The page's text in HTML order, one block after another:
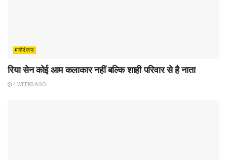
मनोरंजन
रिया सेन कोई आम कलाकार नहीं बल्कि शाही परिवार से है नाता
4 WEEKS AGO